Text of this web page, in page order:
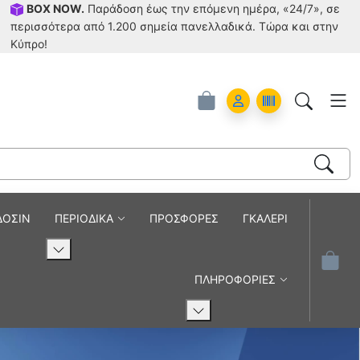
BOX NOW. Παράδοση έως την επόμενη ημέρα, «24/7», σε
περισσότερα από 1.200 σημεία πανελλαδικά. Tώρα και στην
Κύπρο!
Account
Orders
ΠΕΡΙΟΔΙΚΑ ΠΡΟΣΦΟΡΕΣ ΓΚΑΛΕΡΙ
ΠΛΗΡΟΦΟΡΙΕΣ